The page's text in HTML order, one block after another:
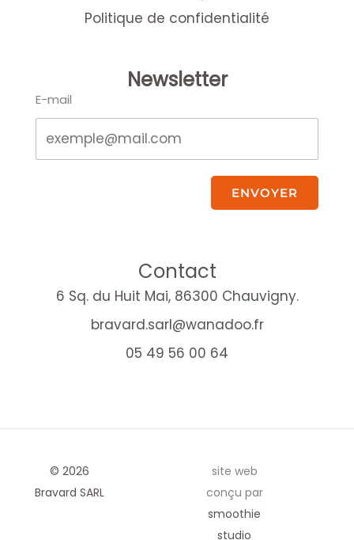
Politique de confidentialité
Newsletter
E-mail
ENVOYER
Contact
6 Sq. du Huit Mai, 86300 Chauvigny.
bravard.sarl@wanadoo.fr
05 49 56 00 64
© 2026
Bravard SARL
site web
conçu par
smoothie
studio